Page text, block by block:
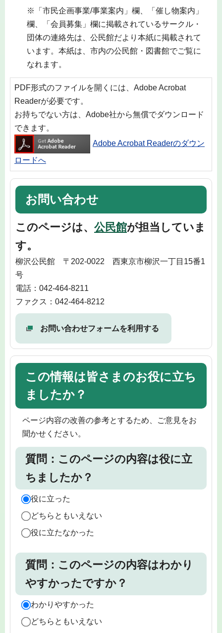
※「市民企画事業/事業案内」欄、「催し物案内」
欄、「会員募集」欄に掲載されているサークル・
団体の連絡先は、公民館だより本紙に掲載されて
います。本紙は、市内の公民館・図書館でご覧に
なれます。
PDF形式のファイルを開くには、Adobe Acrobat
Readerが必要です。
お持ちでない方は、Adobe社から無償でダウンロード
できます。
Adobe Acrobat Readerのダウン
ロードへ
お問い合わせ
このページは、 公民館が担当していま
す。
柳沢公民館 〒202-0022 西東京市柳沢一丁目15番1
号
電話：042-464-8211
ファクス：042-464-8212
お問い合わせフォームを利用する
この情報は皆さまのお役に立ち
ましたか？
ページ内容の改善の参考とするため、ご意見をお
聞かせください。
質問：このページの内容は役に立
ちましたか？
役に立った
どちらともいえない
役に立たなかった
質問：このページの内容はわかり
やすかったですか？
わかりやすかった
どちらともいえない